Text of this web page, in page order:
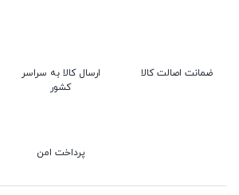
ضمانت اصالت کالا
ارسال کالا به سراسر
کشور
پرداخت امن